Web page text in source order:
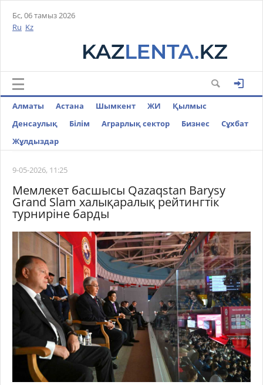
Бс, 06 тамыз 2026
Ru Kz
Алматы Астана Шымкент ЖИ
Қылмыс
Денсаулық
Білім Аграрлық сектор Бизнес
Cұхбат
Жұлдыздар
9-05-2026, 11:25
Мемлекет басшысы Qazaqstan Barysy
Grand Slam халықаралық рейтингтік
турниріне барды